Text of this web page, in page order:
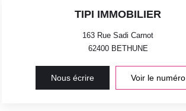
TIPI IMMOBILIER
163 Rue Sadi Carnot
62400 BETHUNE
Nous écrire Voir le numéro